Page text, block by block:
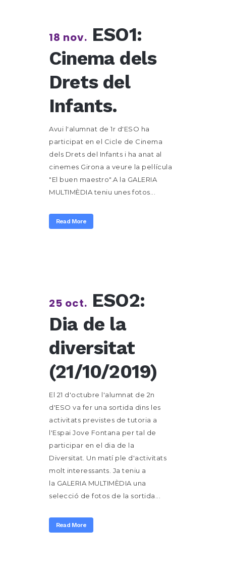
18 nov. ESO1:
Cinema dels
Drets del
Infants.
Avui l'alumnat de 1r d'ESO ha
participat en el Cicle de Cinema
dels Drets del Infants i ha anat al
cinemes Girona a veure la pel·lícula
"El buen maestro".A la GALERIA
MULTIMÈDIA teniu unes fotos...
Read More
25 oct. ESO2:
Dia de la
diversitat
(21/10/2019)
El 21 d'octubre l'alumnat de 2n
d'ESO va fer una sortida dins les
activitats previstes de tutoria a
l'Espai Jove Fontana per tal de
participar en el dia de la
Diversitat. Un matí ple d'activitats
molt interessants. Ja teniu a
la GALERIA MULTIMÈDIA una
selecció de fotos de la sortida...
Read More